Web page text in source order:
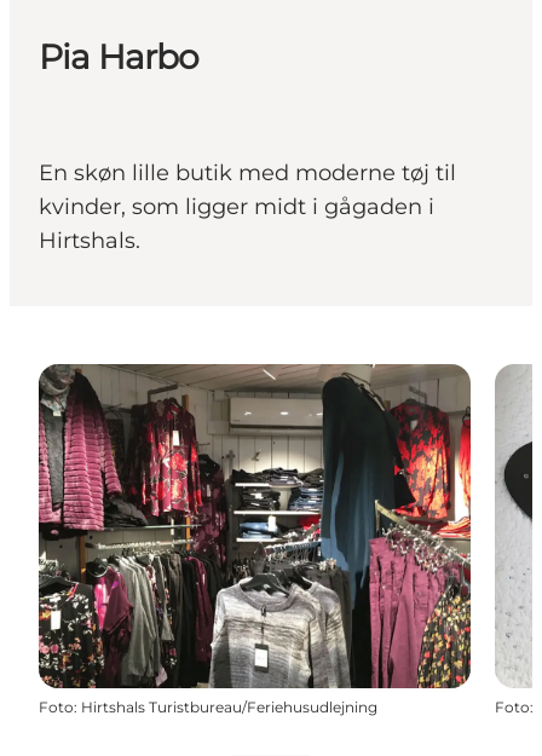
Pia Harbo
En skøn lille butik med moderne tøj til
kvinder, som ligger midt i gågaden i
Hirtshals.
Foto: Hirtshals Turistbureau/Feriehusudlejning Foto: